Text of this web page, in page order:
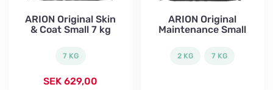
ARION Original Skin
& Coat Small 7 kg
7 KG
SEK629,00
ARION Original
Maintenance Small
2 KG 7 KG